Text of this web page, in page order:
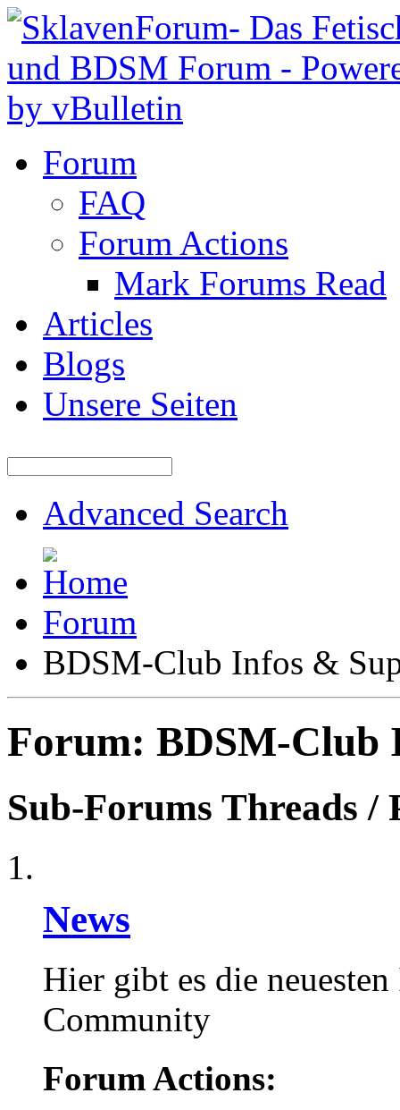
Forum
FAQ
Forum Actions
Mark Forums Read
Articles
Blogs
Unsere Seiten
Advanced Search
Forum
BDSM-Club Infos &
Forum: BDSM-Club
Sub-Forums Threads /
News
Hier gibt es die
Community
Forum Actions: